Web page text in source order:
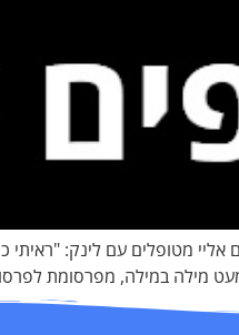
אליי מטופלים עם לינק‏: